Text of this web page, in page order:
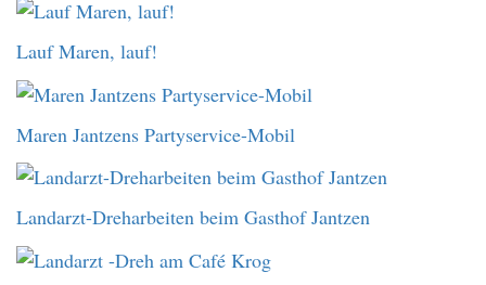
Lauf Maren, lauf!
Maren Jantzens Partyservice-Mobil
Landarzt-Dreharbeiten beim Gasthof Jantzen